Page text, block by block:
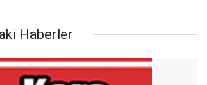
Haberler